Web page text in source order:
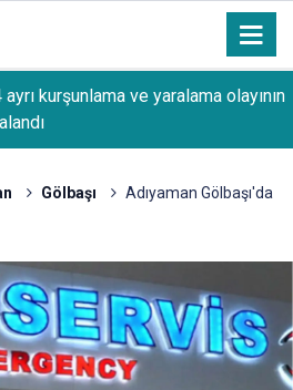
ayrı kurşunlama ve yaralama olayının
Gölbaşı
Adıyaman Gölbaşı'da